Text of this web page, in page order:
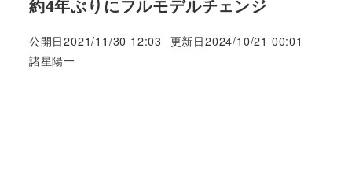
約4年ぶりにフルモデルチェンジ
公開日2021/11/30 12:03 更新日2024/10/21 00:01
著
諸星陽一